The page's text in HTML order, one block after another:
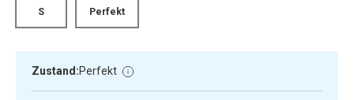
S Perfekt
Zustand:Perfekt